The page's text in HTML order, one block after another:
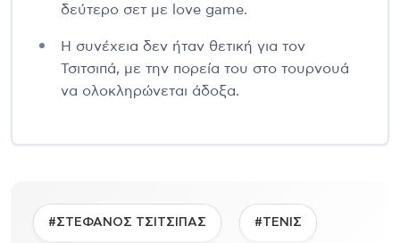
δεύτερο σετ με love game.
Η συνέχεια δεν ήταν θετική για τον
Τσιτσιπά, με την πορεία του στο τουρνουά
να ολοκληρώνεται άδοξα.
#ΣΤΕΦΑΝΟΣ ΤΣΙΤΣΙΠΑΣ #ΤΕΝΙΣ